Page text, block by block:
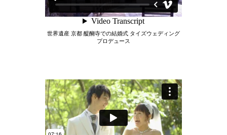
世界遺産 京都 醍醐寺での結婚式 タイズウェディング
プロデュース